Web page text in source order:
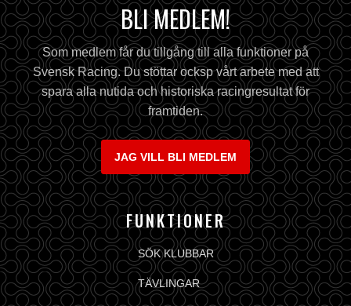
BLI MEDLEM!
Som medlem får du tillgång till alla funktioner på
Svensk Racing. Du stöttar ocksp vårt arbete med att
spara alla nutida och historiska racingresultat för
framtiden.
JAG VILL BLI MEDLEM
FUNKTIONER
SÖK KLUBBAR
TÄVLINGAR